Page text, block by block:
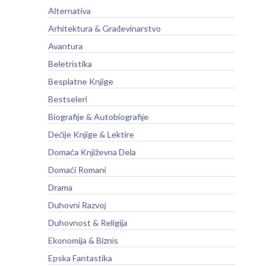
Alternativa
Arhitektura & Građevinarstvo
Avantura
Beletristika
Besplatne Knjige
Bestseleri
Biografije & Autobiografije
Dečije Knjige & Lektire
Domaća Književna Dela
Domaći Romani
Drama
Duhovni Razvoj
Duhovnost & Religija
Ekonomija & Biznis
Epska Fantastika